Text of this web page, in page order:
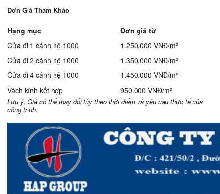
Đơn Giá Tham Khảo
Hạng mục
Đơn giá từ
Cửa đi 1 cánh hệ 1000
1.250.000 VNĐ/m²
Cửa đi 2 cánh hệ 1000
1.350.000 VNĐ/m²
Cửa đi 4 cánh hệ 1000
1.450.000 VNĐ/m²
Vách kính kết hợp
950.000 VNĐ/m²
Lưu ý: Giá có thể thay đổi tùy theo thời điểm và yêu cầu thực tế của
công trình.